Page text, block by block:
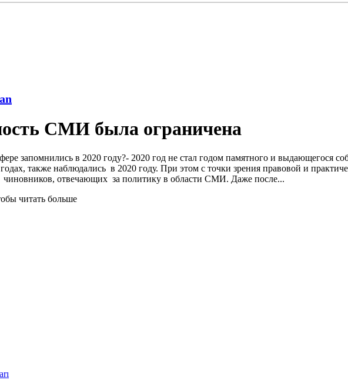
СМИ была ограничена
запомнились в 2020 году?- 2020 год не стал годом памятного и выдающегося
также наблюдались в 2020 году. При этом с точки зрения правовой и
чиновников, отвечающих за политику в области СМИ. Даже после...
читать больше